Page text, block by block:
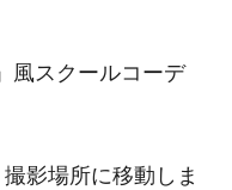
風スクールコーデ
影場所に移動しま